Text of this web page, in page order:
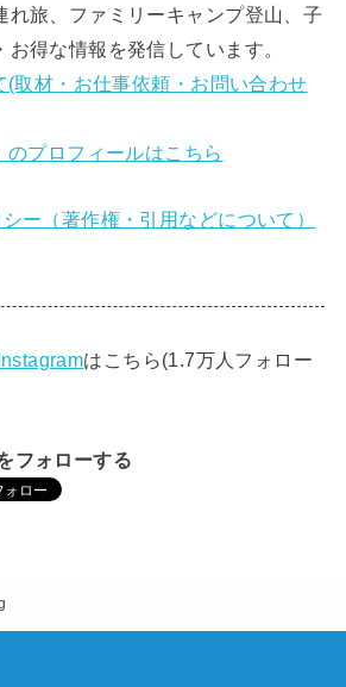
れ旅、ファミリーキャンプ登山、子
得な情報を発信しています。
(取材・お仕事依頼・お問い合わせ
プロフィールはこちら
ー（著作権・引用などについて）
はこちら(1.7万人フォロー
フォローする